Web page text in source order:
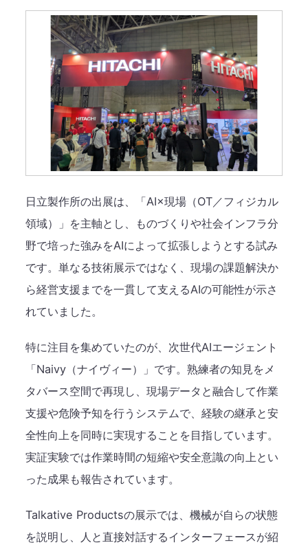
日立製作所の出展は、「AI×現場（OT／フィジカル
領域）」を主軸とし、ものづくりや社会インフラ分
野で培った強みをAIによって拡張しようとする試み
です。単なる技術展示ではなく、現場の課題解決か
ら経営支援までを一貫して支えるAIの可能性が示さ
れていました。
特に注目を集めていたのが、次世代AIエージェント
「Naivy（ナイヴィー）」です。熟練者の知見をメ
タバース空間で再現し、現場データと融合して作業
支援や危険予知を行うシステムで、経験の継承と安
全性向上を同時に実現することを目指しています。
実証実験では作業時間の短縮や安全意識の向上とい
った成果も報告されています。
Talkative Productsの展示では、機械が自らの状態
を説明し、人と直接対話するインターフェースが紹